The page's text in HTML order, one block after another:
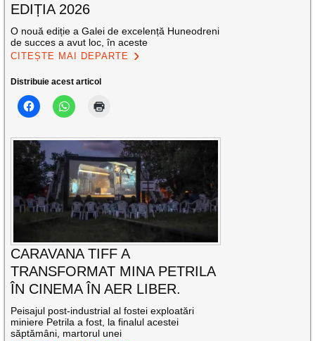
EDIȚIA 2026
O nouă ediție a Galei de excelență Huneodreni
de succes a avut loc, în aceste
CITEȘTE MAI DEPARTE
Distribuie acest articol
CARAVANA TIFF A
TRANSFORMAT MINA PETRILA
ÎN CINEMA ÎN AER LIBER.
Peisajul post-industrial al fostei exploatări
miniere Petrila a fost, la finalul acestei
săptămâni, martorul unei